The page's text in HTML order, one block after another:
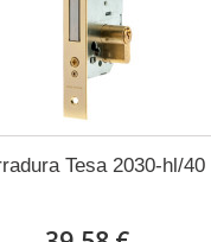
Tesa 2030-hl/40